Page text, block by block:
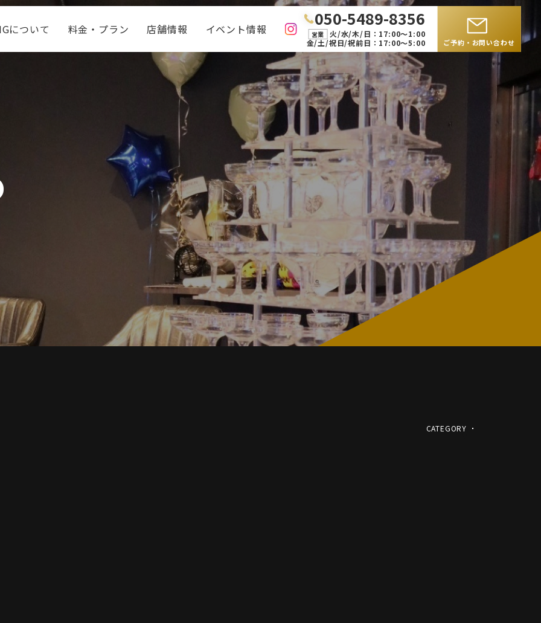
050-5489-8356
営業
火/水/木/日：17:00〜1:00
金/土/祝日/祝前日：17:00〜5:00
について 料金・プラン 店舗情報 イベント情報
ご予約・お問い合わせ
CATEGORY